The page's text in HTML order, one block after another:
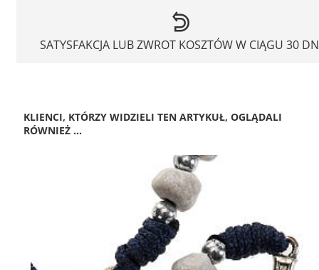
SATYSFAKCJA LUB ZWROT KOSZTÓW W CIĄGU 30
KLIENCI, KTÓRZY WIDZIELI TEN ARTYKUŁ, OGLĄDALI
RÓWNIEŻ ...